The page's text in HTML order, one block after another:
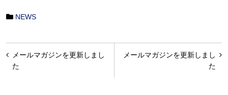
NEWS
投
稿
メールマガジンを更新しまし
た
メールマガジンを更新しまし
た